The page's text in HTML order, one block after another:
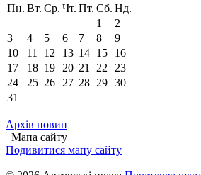
Пн. Вт. Ср. Чт. Пт. Сб. Нд.
1
2
3
4 5 6 7 8
9
10
11 12 13 14 15
16
17
18 19 20 21 22
23
24
25 26 27 28 29 30
31
Архів новин
Мапа сайту
Подивитися мапу сайту